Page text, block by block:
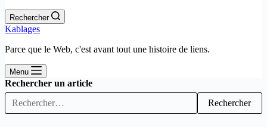
Rechercher
Kablages
Parce que le Web, c'est avant tout une histoire de liens.
Menu
Rechercher un article
Rechercher